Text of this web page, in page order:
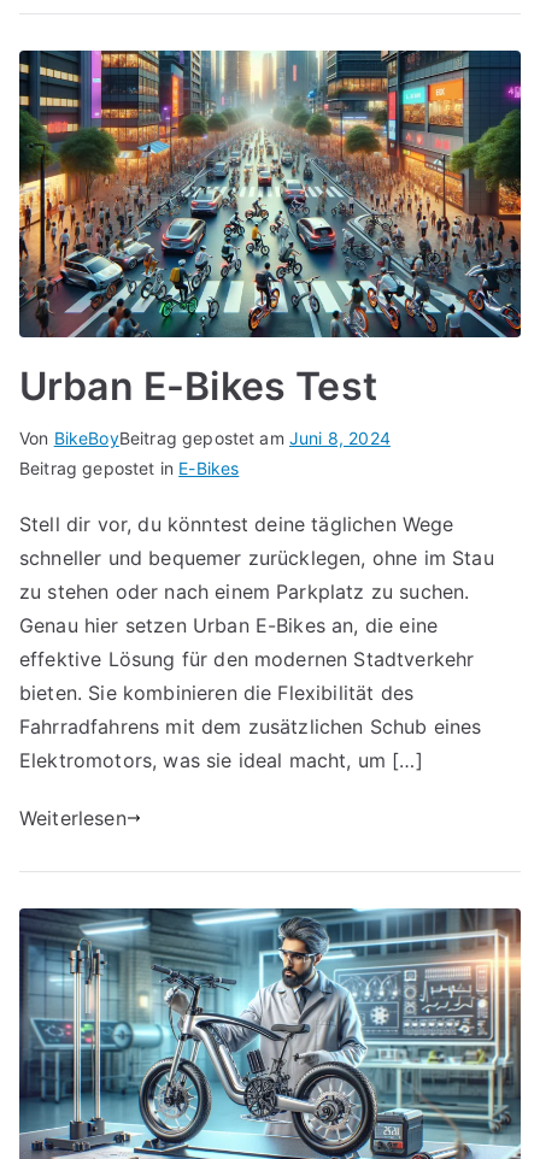
Urban E-Bikes Test
Von BikeBoyBeitrag gepostet am Juni 8, 2024
Beitrag gepostet in E-Bikes
Stell dir vor, du könntest deine täglichen Wege
schneller und bequemer zurücklegen, ohne im Stau
zu stehen oder nach einem Parkplatz zu suchen.
Genau hier setzen Urban E-Bikes an, die eine
effektive Lösung für den modernen Stadtverkehr
bieten. Sie kombinieren die Flexibilität des
Fahrradfahrens mit dem zusätzlichen Schub eines
Elektromotors, was sie ideal macht, um […]
Weiterlesen